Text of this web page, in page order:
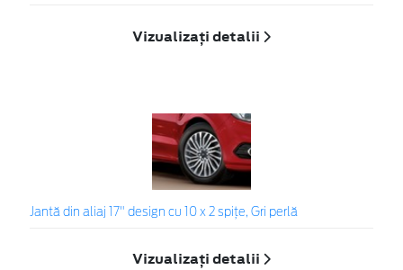
Vizualizați detalii
Jantă din aliaj 17" design cu 10 x 2 spițe, Gri perlă
Vizualizați detalii